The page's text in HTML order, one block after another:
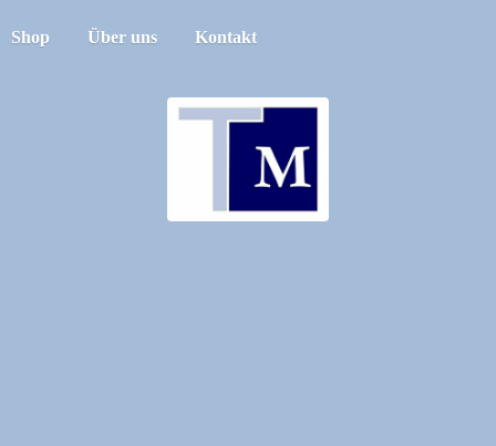
Shop Über uns Kontakt